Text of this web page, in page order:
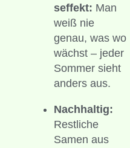
seffekt: Man
weiß nie
genau, was wo
wächst – jeder
Sommer sieht
anders aus.
Nachhaltig:
Restliche
Samen aus